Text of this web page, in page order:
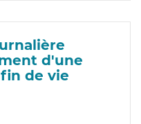
d'une
de vie